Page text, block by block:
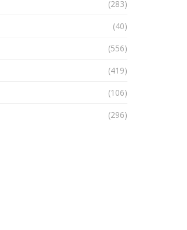
(283)
(40)
(556)
(419)
(106)
(296)